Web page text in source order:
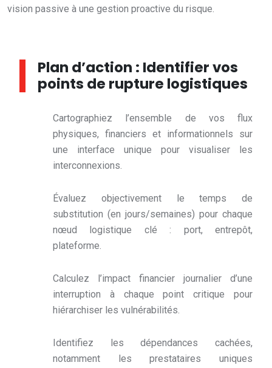
vision passive à une gestion proactive du risque.
Plan d’action : Identifier vos
points de rupture logistiques
Cartographiez l’ensemble de vos flux
physiques, financiers et informationnels sur
une interface unique pour visualiser les
interconnexions.
Évaluez objectivement le temps de
substitution (en jours/semaines) pour chaque
nœud logistique clé : port, entrepôt,
plateforme.
Calculez l’impact financier journalier d’une
interruption à chaque point critique pour
hiérarchiser les vulnérabilités.
Identifiez les dépendances cachées,
notamment les prestataires uniques